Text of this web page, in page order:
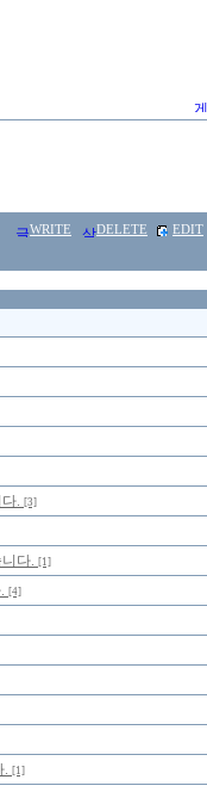
WRITE DELETE EDIT
. [3]
다. [1]
[4]
. [1]